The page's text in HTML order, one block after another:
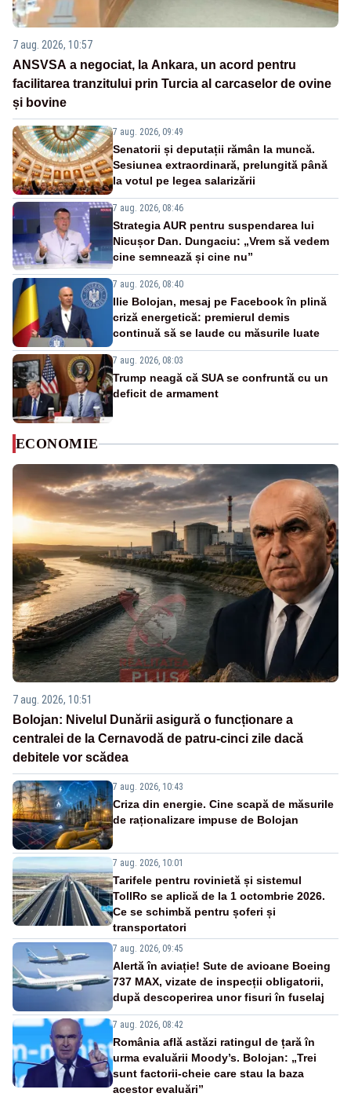
7 aug. 2026, 10:57
ANSVSA a negociat, la Ankara, un acord pentru
facilitarea tranzitului prin Turcia al carcaselor de ovine
și bovine
7 aug. 2026, 09:49
Senatorii și deputații rămân la muncă.
Sesiunea extraordinară, prelungită până
la votul pe legea salarizării
7 aug. 2026, 08:46
Strategia AUR pentru suspendarea lui
Nicușor Dan. Dungaciu: „Vrem să vedem
cine semnează și cine nu”
7 aug. 2026, 08:40
Ilie Bolojan, mesaj pe Facebook în plină
criză energetică: premierul demis
continuă să se laude cu măsurile luate
7 aug. 2026, 08:03
Trump neagă că SUA se confruntă cu un
deficit de armament
ECONOMIE
7 aug. 2026, 10:51
Bolojan: Nivelul Dunării asigură o funcționare a
centralei de la Cernavodă de patru-cinci zile dacă
debitele vor scădea
7 aug. 2026, 10:43
Criza din energie. Cine scapă de măsurile
de raționalizare impuse de Bolojan
7 aug. 2026, 10:01
Tarifele pentru rovinietă și sistemul
TollRo se aplică de la 1 octombrie 2026.
Ce se schimbă pentru șoferi și
transportatori
7 aug. 2026, 09:45
Alertă în aviație! Sute de avioane Boeing
737 MAX, vizate de inspecții obligatorii,
după descoperirea unor fisuri în fuselaj
7 aug. 2026, 08:42
România află astăzi ratingul de țară în
urma evaluării Moody’s. Bolojan: „Trei
sunt factorii-cheie care stau la baza
acestor evaluări”